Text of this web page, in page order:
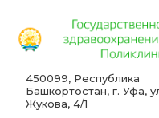
450099, Республика
Башкортостан, г. Уфа,
Жукова, 4/1